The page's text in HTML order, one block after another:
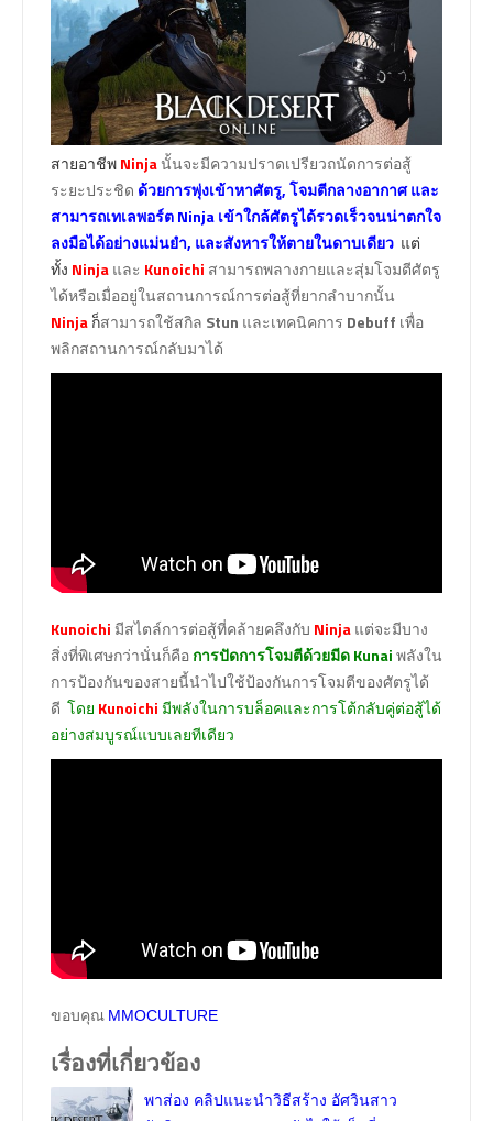
สายอาชีพNinjaนั้นจะมีความปราดเปรียวถนัดการต่อสู้
ระยะประชิด ด้วยการพุ่งเข้าหาศัตรู, โจมตีกลางอากาศ และ
สามารถเทเลพอร์ต Ninja เข้าใกล้ศัตรูได้รวดเร็วจนน่าตกใจ
ลงมือได้อย่างแม่นยำ, และสังหารให้ตายในดาบเดียว แต่
ทั้ง Ninjaและ Kunoichi สามารถพลางกายและสุ่มโจมตีศัตรู
ได้หรือเมื่ออยู่ในสถานการณ์การต่อสู้ที่ยากลำบากนั้น
Ninjaก็สามารถใช้สกิล Stun และเทคนิคการ Debuff เพื่อ
พลิกสถานการณ์กลับมาได้
Kunoichi มีสไตล์การต่อสู้ที่คล้ายคลึงกับ Ninjaแต่จะมีบาง
สิ่งที่พิเศษกว่านั่นก็คือการปัดการโจมตีด้วยมีด Kunaiพลังใน
การป้องกันของสายนี้นำไปใช้ป้องกันการโจมตีของศัตรูได้
ดี โดย Kunoichiมีพลังในการบล็อคและการโต้กลับคู่ต่อสู้ได้
อย่างสมบูรณ์แบบเลยทีเดียว
ขอบคุณ MMOCULTURE
เรื่องที่เกี่ยวข้อง
พาส่อง คลิปแนะนำวิธีสร้าง อัศวินสาว